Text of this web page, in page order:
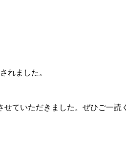
れました。
ていただきました。ぜひご一読